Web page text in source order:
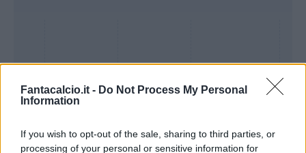
Fantacalcio.it - Do Not Process My Personal
Information
If you wish to opt-out of the sale, sharing to third parties, or
processing of your personal or sensitive information for